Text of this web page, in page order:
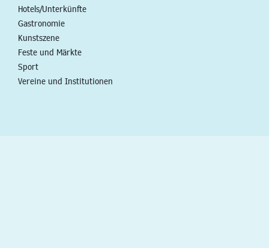
Hotels/Unterkünfte
Gastronomie
Kunstszene
Feste und Märkte
Sport
Vereine und Institutionen